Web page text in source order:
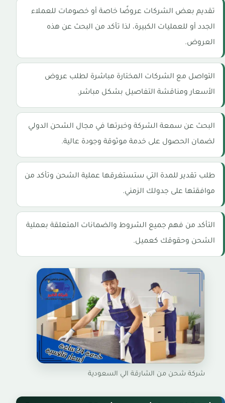
تقديم بعض الشركات عروضًا خاصة أو خصومات للعملاء
الجدد أو للعمليات الكبيرة، لذا تأكد من البحث عن هذه
العروض.
التواصل مع الشركات المختارة مباشرة لطلب عروض
الأسعار ومناقشة التفاصيل بشكل مباشر.
البحث عن سمعة الشركة وخبرتها في مجال الشحن الدولي
لضمان الحصول على خدمة موثوقة وجودة عالية.
طلب تقدير للمدة التي ستستغرقها عملية الشحن وتأكد من
موافقتها على جدولك الزمني.
التأكد من فهم جميع الشروط والضمانات المتعلقة بعملية
الشحن وحقوقك كعميل.
شركة شحن من الشارقة الي السعودية